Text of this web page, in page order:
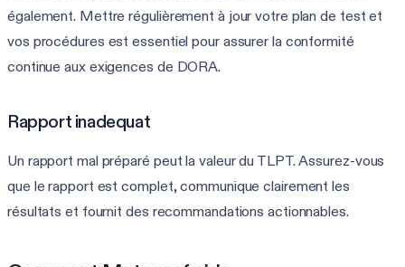
également. Mettre régulièrement à jour votre plan de test et
vos procédures est essentiel pour assurer la conformité
continue aux exigences de DORA.
Rapport inadequat
Un rapport mal préparé peut la valeur du TLPT. Assurez-vous
que le rapport est complet, communique clairement les
résultats et fournit des recommandations actionnables.